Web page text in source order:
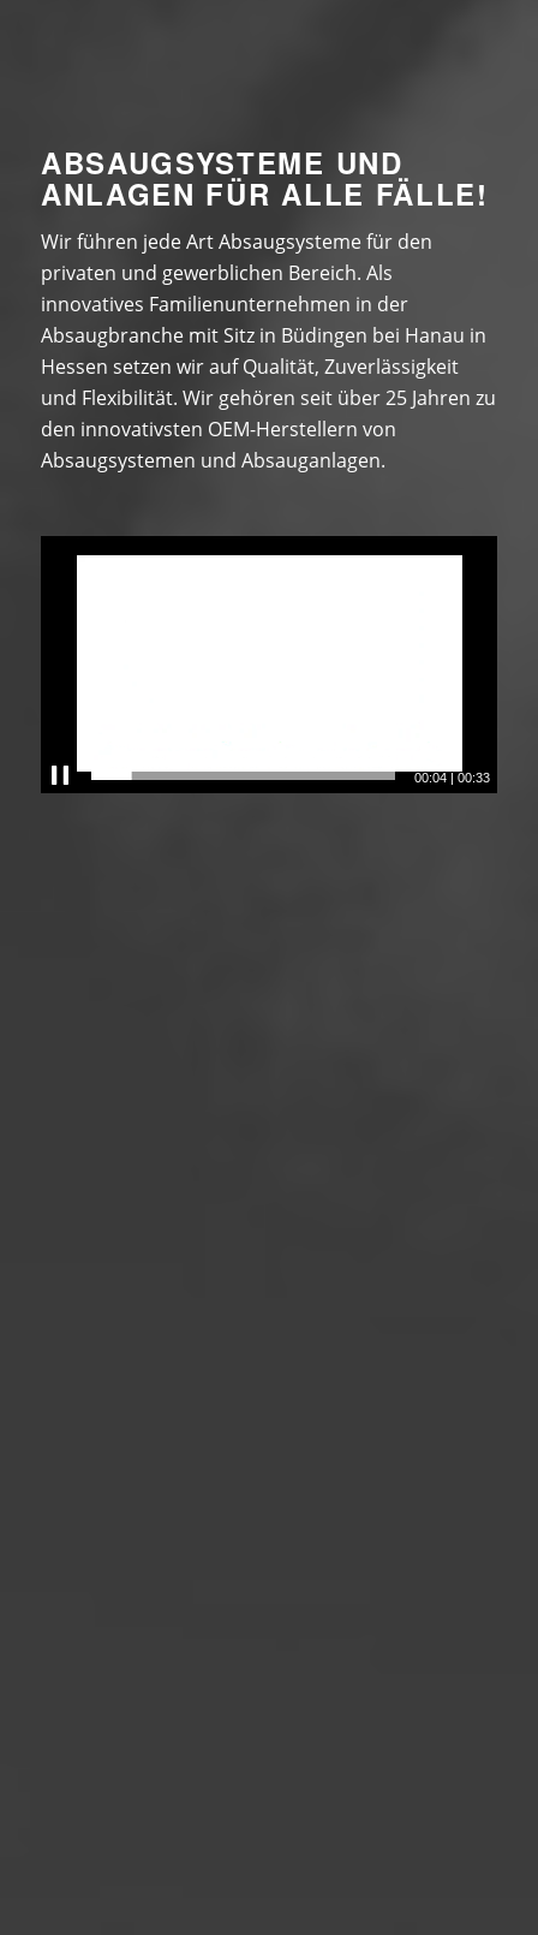
ABSAUGSYSTEME UND
ANLAGEN FÜR ALLE FÄLLE!
Wir führen jede Art Absaugsysteme für den
privaten und gewerblichen Bereich. Als
innovatives Familienunternehmen in der
Absaugbranche mit Sitz in Büdingen bei Hanau in
Hessen setzen wir auf Qualität, Zuverlässigkeit
und Flexibilität. Wir gehören seit über 25 Jahren zu
den innovativsten OEM-Herstellern von
Absaugsystemen und Absauganlagen.
00:04 | 00:33